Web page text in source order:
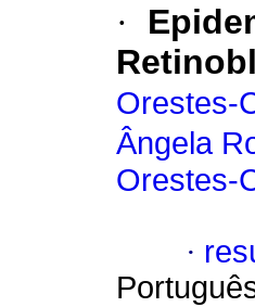
·
Orestes-
Ângela
Orestes-
·